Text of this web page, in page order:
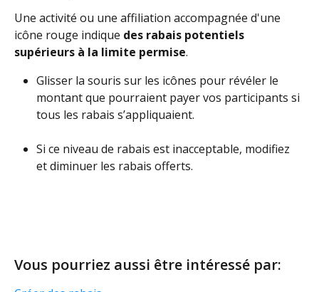
Une activité ou une affiliation accompagnée d'une
icône rouge indique des rabais potentiels
supérieurs à la limite permise.
Glisser la souris sur les icônes pour révéler le
montant que pourraient payer vos participants si
tous les rabais s’appliquaient.
Si ce niveau de rabais est inacceptable, modifiez
et diminuer les rabais offerts.
Vous pourriez aussi être intéressé par: